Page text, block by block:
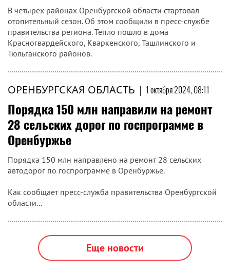
В четырех районах Оренбургской области стартовал
отопительный сезон. Об этом сообщили в пресс-службе
правительства региона. Тепло пошло в дома
Красногвардейского, Кваркенского, Ташлинского и
Тюльганского районов.
ОРЕНБУРГСКАЯ ОБЛАСТЬ | 1 октября 2024, 08:11
Порядка 150 млн направили на ремонт
28 сельских дорог по госпрограмме в
Оренбуржье
Порядка 150 млн направлено на ремонт 28 сельских
автодорог по госпрограмме в Оренбуржье.
Как сообщает пресс-служба правительства Оренбургской
области...
Еще новости